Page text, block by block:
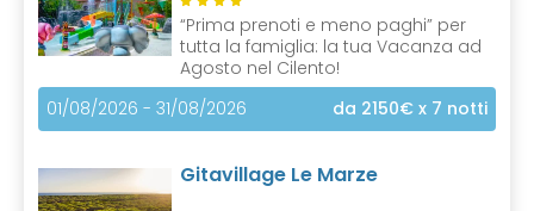
“Prima prenoti e meno paghi” per
tutta la famiglia: la tua Vacanza ad
Agosto nel Cilento!
01/08/2026 - 31/08/2026
da 2150€ x 7 notti
Gitavillage Le Marze